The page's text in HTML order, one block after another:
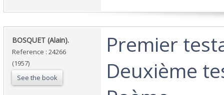
‎BOSQUET (Alain).‎
Reference : 24266
(1957)
See the book
‎Premier
Deuxième